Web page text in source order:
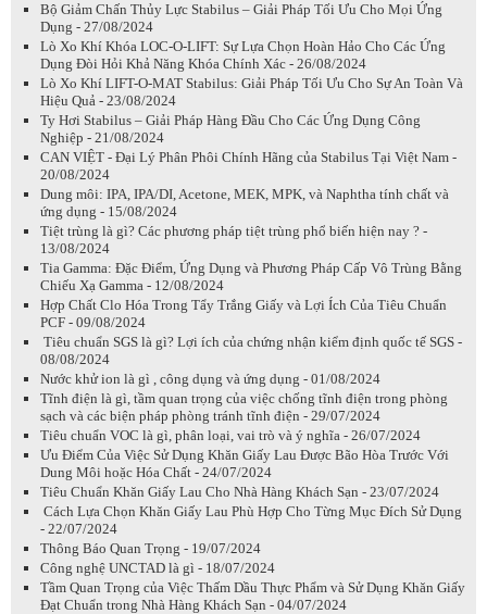
Bộ Giảm Chấn Thủy Lực Stabilus – Giải Pháp Tối Ưu Cho Mọi Ứng
Dụng - 27/08/2024
Lò Xo Khí Khóa LOC-O-LIFT: Sự Lựa Chọn Hoàn Hảo Cho Các Ứng
Dụng Đòi Hỏi Khả Năng Khóa Chính Xác - 26/08/2024
Lò Xo Khí LIFT-O-MAT Stabilus: Giải Pháp Tối Ưu Cho Sự An Toàn Và
Hiệu Quả - 23/08/2024
Ty Hơi Stabilus – Giải Pháp Hàng Đầu Cho Các Ứng Dụng Công
Nghiệp - 21/08/2024
CAN VIỆT - Đại Lý Phân Phôi Chính Hãng của Stabilus Tại Việt Nam -
20/08/2024
Dung môi: IPA, IPA/DI, Acetone, MEK, MPK, và Naphtha tính chất và
ứng dụng - 15/08/2024
Tiệt trùng là gì? Các phương pháp tiệt trùng phổ biến hiện nay ? -
13/08/2024
Tia Gamma: Đặc Điểm, Ứng Dụng và Phương Pháp Cấp Vô Trùng Bằng
Chiếu Xạ Gamma - 12/08/2024
Hợp Chất Clo Hóa Trong Tẩy Trắng Giấy và Lợi Ích Của Tiêu Chuẩn
PCF - 09/08/2024
Tiêu chuẩn SGS là gì? Lợi ích của chứng nhận kiểm định quốc tế SGS -
08/08/2024
Nước khử ion là gì , công dụng và ứng dụng - 01/08/2024
Tĩnh điện là gì, tầm quan trọng của việc chống tĩnh điện trong phòng
sạch và các biện pháp phòng tránh tĩnh điện - 29/07/2024
Tiêu chuẩn VOC là gì, phân loại, vai trò và ý nghĩa - 26/07/2024
Ưu Điểm Của Việc Sử Dụng Khăn Giấy Lau Được Bão Hòa Trước Với
Dung Môi hoặc Hóa Chất - 24/07/2024
Tiêu Chuẩn Khăn Giấy Lau Cho Nhà Hàng Khách Sạn - 23/07/2024
Cách Lựa Chọn Khăn Giấy Lau Phù Hợp Cho Từng Mục Đích Sử Dụng
- 22/07/2024
Thông Báo Quan Trọng - 19/07/2024
Công nghệ UNCTAD là gì - 18/07/2024
Tầm Quan Trọng của Việc Thấm Dầu Thực Phẩm và Sử Dụng Khăn Giấy
Đạt Chuẩn trong Nhà Hàng Khách Sạn - 04/07/2024